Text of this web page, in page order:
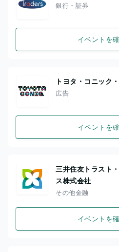
銀行・証券
イベントを
トヨタ・コニック
広告
イベントを
三井住友トラスト
ス株式会社
その他金融
イベントを